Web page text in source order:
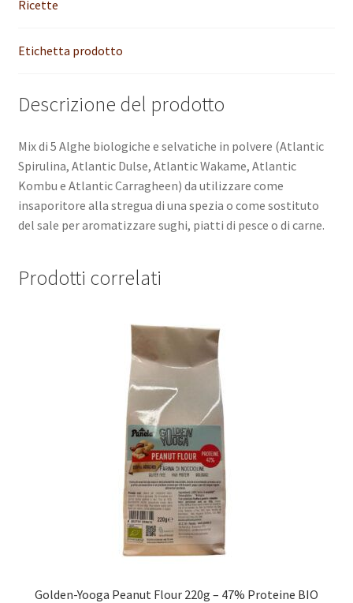
Ricette
Etichetta prodotto
Descrizione del prodotto
Mix di 5 Alghe biologiche e selvatiche in polvere (Atlantic
Spirulina, Atlantic Dulse, Atlantic Wakame, Atlantic
Kombu e Atlantic Carragheen) da utilizzare come
insaporitore alla stregua di una spezia o come sostituto
del sale per aromatizzare sughi, piatti di pesce o di carne.
Prodotti correlati
Golden-Yooga Peanut Flour 220g – 47% Proteine BIO